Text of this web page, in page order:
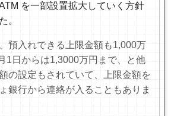
を一部設置拡大していく方針
。
預入れできる上限金額も1,000万
1 日からは1,3000万円まで、と他
の設定もされていて、上限金額を
銀行から連絡が入ることもありま